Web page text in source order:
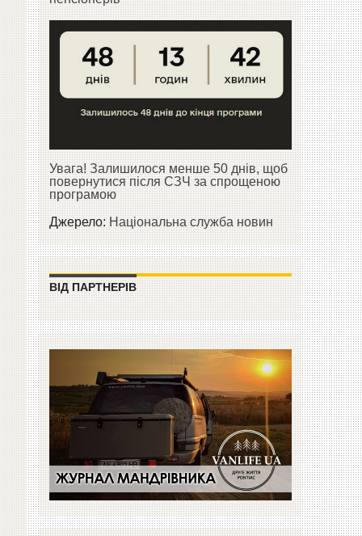
Увага! Залишилося менше 50 днів, щоб
повернутися після СЗЧ за спрощеною
програмою
Джерело:Національна служба новин
ВІД ПАРТНЕРІВ